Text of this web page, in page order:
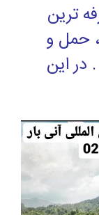
ترین
، حمل و
در این